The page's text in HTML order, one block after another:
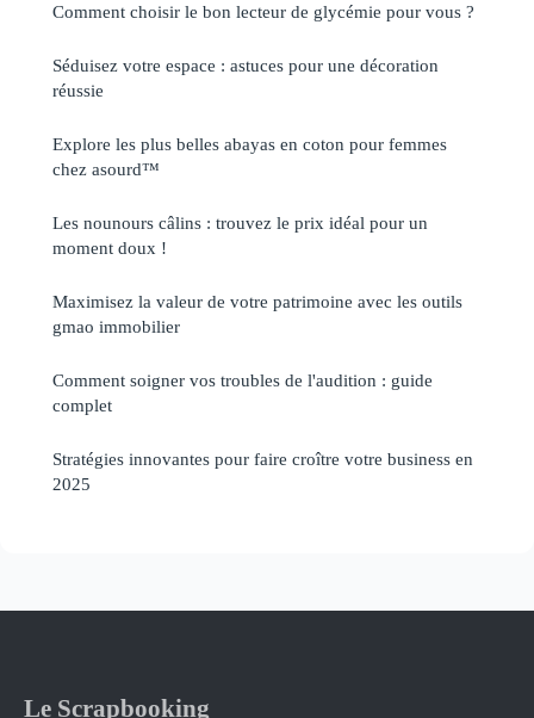
Comment choisir le bon lecteur de glycémie pour vous ?
Séduisez votre espace : astuces pour une décoration
réussie
Explore les plus belles abayas en coton pour femmes
chez asourd™
Les nounours câlins : trouvez le prix idéal pour un
moment doux !
Maximisez la valeur de votre patrimoine avec les outils
gmao immobilier
Comment soigner vos troubles de l'audition : guide
complet
Stratégies innovantes pour faire croître votre business en
2025
Le Scrapbooking